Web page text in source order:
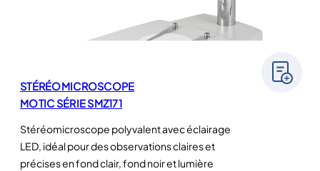
STÉRÉOMICROSCOPE
MOTIC SÉRIE SMZ171
Stéréomicroscope polyvalent avec éclairage
LED, idéal pour des observations claires et
précises en fond clair, fond noir et lumière